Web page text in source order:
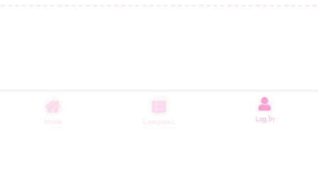
Home Categories Log In